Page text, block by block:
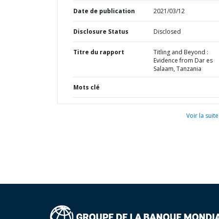
Date de publication 2021/03/12
Disclosure Status Disclosed
Titre du rapport
Titling and Beyond :
Evidence from Dar es
Salaam, Tanzania
Mots clé
Voir la suite